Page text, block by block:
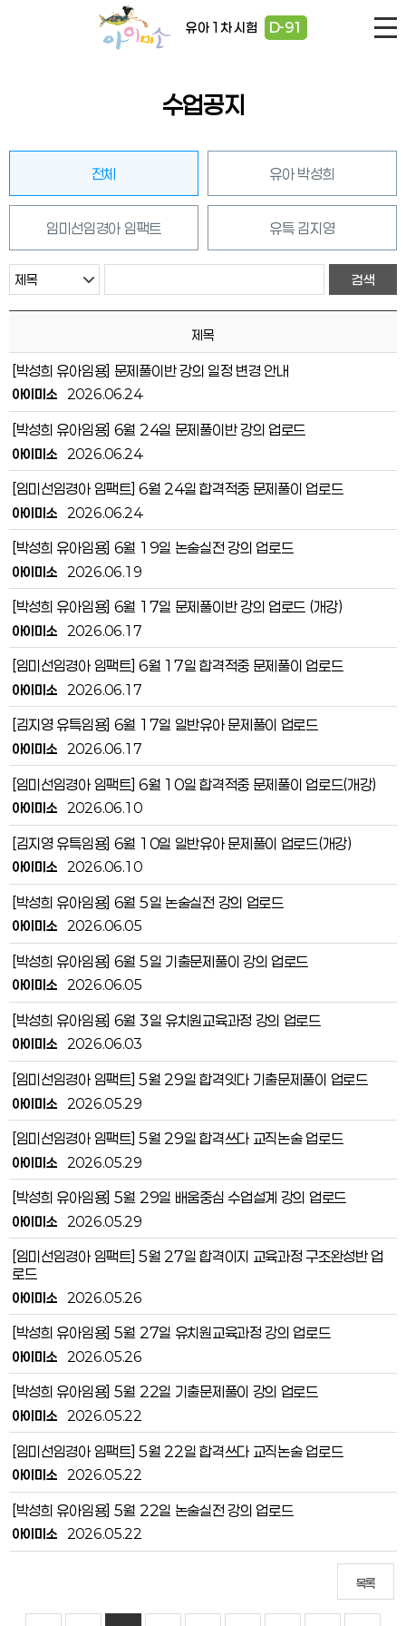
유아 1차 시험 D-91
수업공지
전체 유아 박성희
임미선임경아 임팩트 유특 김지영
제목
[박성희 유아임용] 문제풀이반 강의 일정 변경 안내
아이미소 2026.06.24
[박성희 유아임용] 6월 24일 문제풀이반 강의 업로드
아이미소 2026.06.24
[임미선임경아 임팩트] 6월 24일 합격적중 문제풀이 업로드
아이미소 2026.06.24
[박성희 유아임용] 6월 19일 논술실전 강의 업로드
아이미소 2026.06.19
[박성희 유아임용] 6월 17일 문제풀이반 강의 업로드 (개강)
아이미소 2026.06.17
[임미선임경아 임팩트] 6월 17일 합격적중 문제풀이 업로드
아이미소 2026.06.17
[김지영 유특임용] 6월 17일 일반유아 문제풀이 업로드
아이미소 2026.06.17
[임미선임경아 임팩트] 6월 10일 합격적중 문제풀이 업로드(개강)
아이미소 2026.06.10
[김지영 유특임용] 6월 10일 일반유아 문제풀이 업로드(개강)
아이미소 2026.06.10
[박성희 유아임용] 6월 5일 논술실전 강의 업로드
아이미소 2026.06.05
[박성희 유아임용] 6월 5일 기출문제풀이 강의 업로드
아이미소 2026.06.05
[박성희 유아임용] 6월 3일 유치원교육과정 강의 업로드
아이미소 2026.06.03
[임미선임경아 임팩트] 5월 29일 합격잇다 기출문제풀이 업로드
아이미소 2026.05.29
[임미선임경아 임팩트] 5월 29일 합격쓰다 교직논술 업로드
아이미소 2026.05.29
[박성희 유아임용] 5월 29일 배움중심 수업설계 강의 업로드
아이미소 2026.05.29
[임미선임경아 임팩트] 5월 27일 합격이지 교육과정 구조완성반 업
로드
아이미소 2026.05.26
[박성희 유아임용] 5월 27일 유치원교육과정 강의 업로드
아이미소 2026.05.26
[박성희 유아임용] 5월 22일 기출문제풀이 강의 업로드
아이미소 2026.05.22
[임미선임경아 임팩트] 5월 22일 합격쓰다 교직논술 업로드
아이미소 2026.05.22
[박성희 유아임용] 5월 22일 논술실전 강의 업로드
아이미소 2026.05.22
목록